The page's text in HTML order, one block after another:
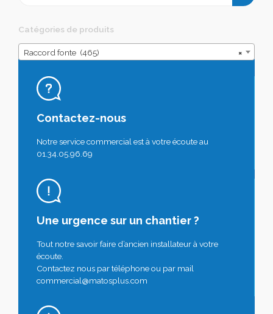
Catégories de produits
×
Raccord fonte (465)
Contactez-nous
Notre service commercial est à votre écoute au
01.34.05.96.69
Une urgence sur un chantier ?
Tout notre savoir faire d’ancien installateur à votre
écoute.
Contactez nous par téléphone ou par mail
commercial@matosplus.com